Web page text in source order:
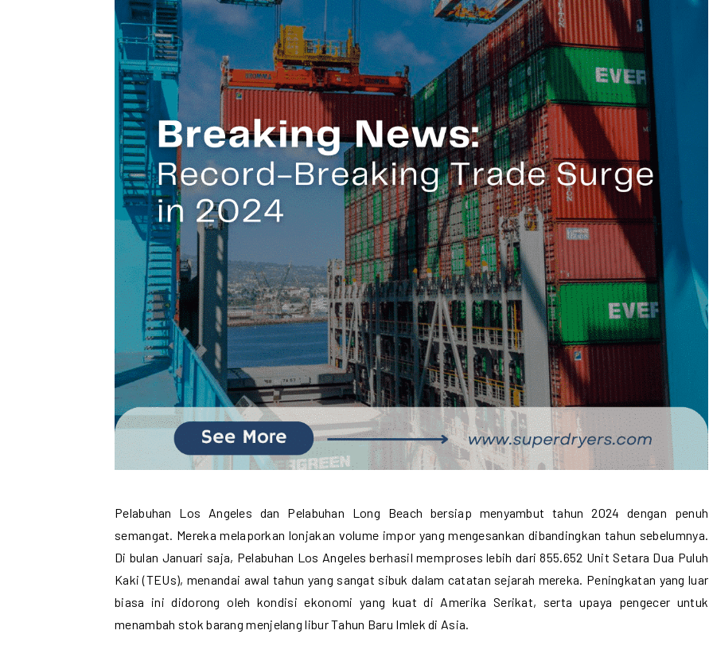
Pelabuhan Los Angeles dan Pelabuhan Long Beach bersiap menyambut tahun 2024 dengan penuh
semangat. Mereka melaporkan lonjakan volume impor yang mengesankan dibandingkan tahun sebelumnya.
Di bulan Januari saja, Pelabuhan Los Angeles berhasil memproses lebih dari 855.652 Unit Setara Dua Puluh
Kaki (TEUs), menandai awal tahun yang sangat sibuk dalam catatan sejarah mereka. Peningkatan yang luar
biasa ini didorong oleh kondisi ekonomi yang kuat di Amerika Serikat, serta upaya pengecer untuk
menambah stok barang menjelang libur Tahun Baru Imlek di Asia.